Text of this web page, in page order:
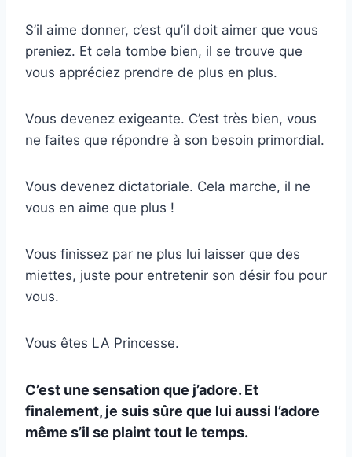
S’il aime donner, c’est qu’il doit aimer que vous
preniez. Et cela tombe bien, il se trouve que
vous appréciez prendre de plus en plus.
Vous devenez exigeante. C’est très bien, vous
ne faites que répondre à son besoin primordial.
Vous devenez dictatoriale. Cela marche, il ne
vous en aime que plus !
Vous finissez par ne plus lui laisser que des
miettes, juste pour entretenir son désir fou pour
vous.
Vous êtes LA Princesse.
C’est une sensation que j’adore. Et
finalement, je suis sûre que lui aussi l’adore
même s’il se plaint tout le temps.